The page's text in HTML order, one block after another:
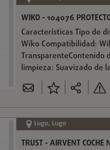
WIKO - 104076
Características Tipo de
Wiko Compatibilidad:
TransparenteContenido
limpieza: Suavizado de
Lugo, Lugo
TRUST - AIRVENT COCHE